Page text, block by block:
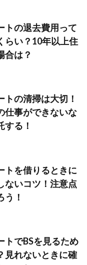
トの退去費用って
らい？10年以上住
合は？
トの清掃は大切！
仕事ができないな
する！
トを借りるときに
ないコツ！注意点
う！
トでBSを見るため
見れないときに確